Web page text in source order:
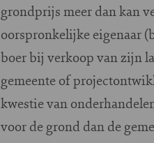
grondprijs meer dan kan
oorspronkelijke eigenaar
boer bij verkoop van zijn
gemeente of
kwestie van
voor de grond dan de